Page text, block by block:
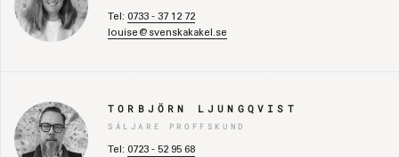
Tel: 0733 - 37 12 72
louise@svenskakakel.se
TORBJÖRN LJUNGQVIST
SÄLJARE PROFFSKUND
Tel: 0723 - 52 95 68